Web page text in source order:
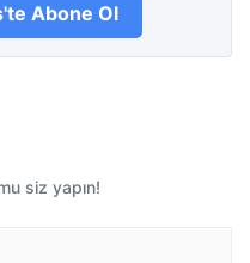
Abone Ol
siz yapın!